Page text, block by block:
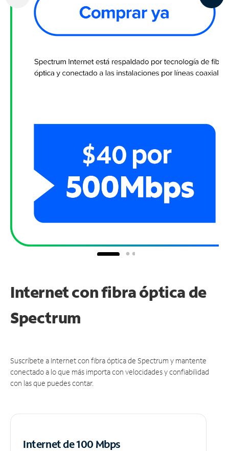
Internet con fibra óptica de
Spectrum
Suscríbete a Internet con fibra óptica de Spectrum y mantente
conectado a lo que más importa con velocidades y confiabilidad
con las que puedes contar.
Internet de 100 Mbps